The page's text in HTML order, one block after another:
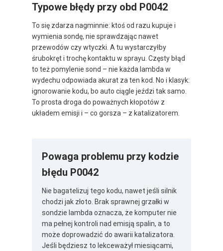
Typowe błędy przy obd P0042
To się zdarza nagminnie: ktoś od razu kupuje i
wymienia sondę, nie sprawdzając nawet
przewodów czy wtyczki. A tu wystarczyłby
śrubokręt i trochę kontaktu w sprayu. Częsty błąd
to też pomylenie sond – nie każda lambda w
wydechu odpowiada akurat za ten kod. No i klasyk:
ignorowanie kodu, bo auto ciągle jeździ tak samo.
To prosta droga do poważnych kłopotów z
układem emisji i – co gorsza – z katalizatorem.
Powaga problemu przy kodzie
błędu P0042
Nie bagatelizuj tego kodu, nawet jeśli silnik
chodzi jak złoto. Brak sprawnej grzałki w
sondzie lambda oznacza, że komputer nie
ma pełnej kontroli nad emisją spalin, a to
może doprowadzić do awarii katalizatora.
Jeśli będziesz to lekceważył miesiącami,